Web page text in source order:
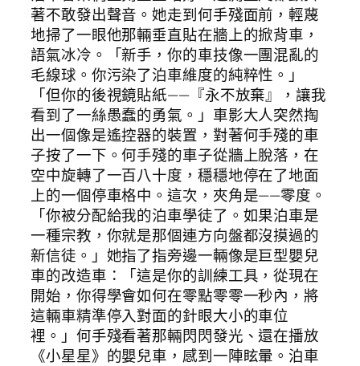
著不敢發出聲音。她走到何手殘面前，輕蔑
地掃了一眼他那輛垂直貼在牆上的掀背車，
語氣冰冷。「新手，你的車技像一團混亂的
毛線球。你污染了泊車維度的純粹性。」
「但你的後視鏡貼紙——『永不放棄』，讓我
看到了一絲愚蠢的勇氣。」車影大人突然掏
出一個像是遙控器的裝置，對著何手殘的車
子按了一下。何手殘的車子從牆上脫落，在
空中旋轉了一百八十度，穩穩地停在了地面
上的一個停車格中。這次，夾角是——零度。
「你被分配給我的泊車學徒了。如果泊車是
一種宗教，你就是那個連方向盤都沒摸過的
新信徒。」她指了指旁邊一輛像是巨型嬰兒
車的改造車：「這是你的訓練工具，從現在
開始，你得學會如何在零點零零一秒內，將
這輛車精準停入對面的針眼大小的車位
裡。」何手殘看著那輛閃閃發光、還在播放
《小星星》的嬰兒車，感到一陣眩暈。泊車